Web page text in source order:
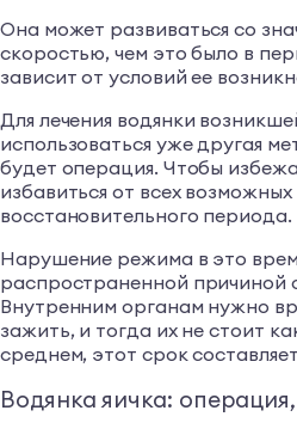
Она может развиваться со
скоростью, чем это было в
зависит от условий ее
Для лечения водянки
использоваться уже другая
будет операция. Чтобы
избавиться от всех
восстановительного периода.
Нарушение режима в это
распространенной причиной
Внутренним органам нужно
зажить, и тогда их не стоит
среднем, этот срок
Водянка яичка: